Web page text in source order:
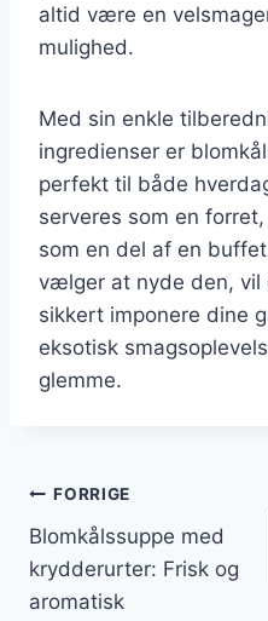
altid være en
mulighed.
Med sin enkle
ingredienser er
perfekt til både
serveres som en
som en del af en
vælger at nyde den, vil
sikkert imponere dine
eksotisk
glemme.
FORRIGE
Blomkålssuppe med
krydderurter: Frisk og
aromatisk